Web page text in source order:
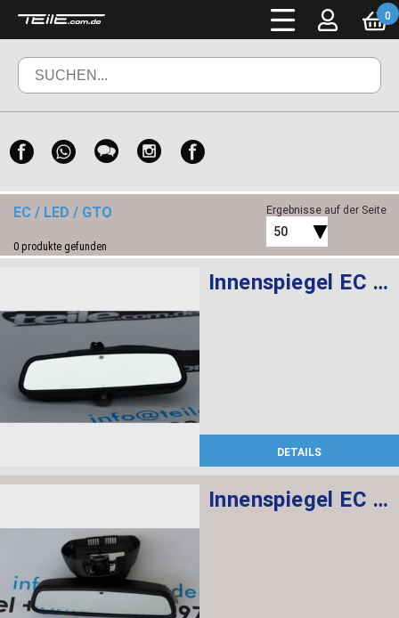
0
EC / LED / GTO
0 produkte gefunden
Ergebnisse auf der Seite
50
Innenspiegel EC / LED / GTO
DETAILS
Innenspiegel EC / LED / GTO